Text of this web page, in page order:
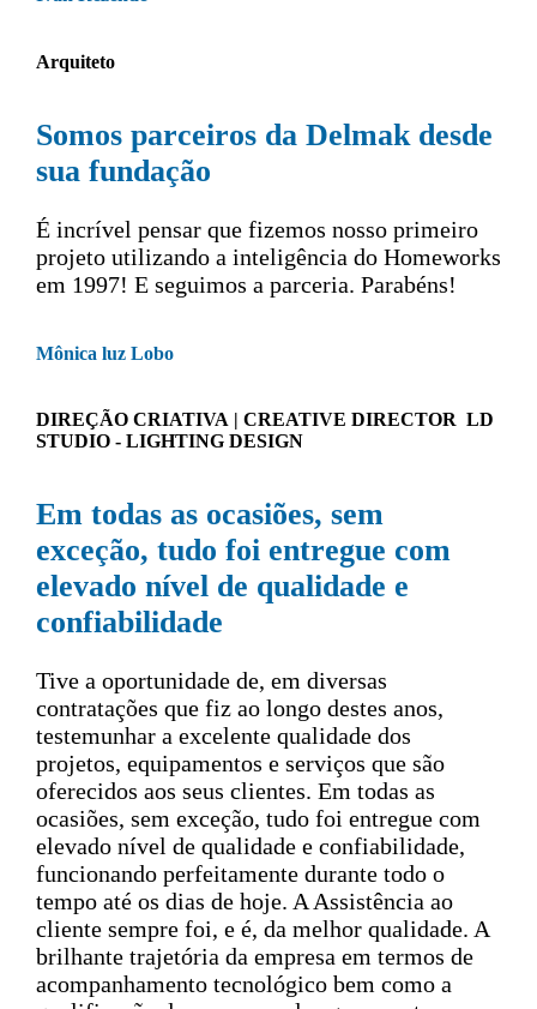
Arquiteto
Somos parceiros da Delmak desde
sua fundação
É incrível pensar que fizemos nosso primeiro
projeto utilizando a inteligência do Homeworks
em 1997! E seguimos a parceria. Parabéns!
Mônica luz Lobo
DIREÇÃO CRIATIVA | CREATIVE DIRECTOR LD
STUDIO - LIGHTING DESIGN
Em todas as ocasiões, sem
exceção, tudo foi entregue com
elevado nível de qualidade e
confiabilidade
Tive a oportunidade de, em diversas
contratações que fiz ao longo destes anos,
testemunhar a excelente qualidade dos
projetos, equipamentos e serviços que são
oferecidos aos seus clientes. Em todas as
ocasiões, sem exceção, tudo foi entregue com
elevado nível de qualidade e confiabilidade,
funcionando perfeitamente durante todo o
tempo até os dias de hoje. A Assistência ao
cliente sempre foi, e é, da melhor qualidade. A
brilhante trajetória da empresa em termos de
acompanhamento tecnológico bem como a